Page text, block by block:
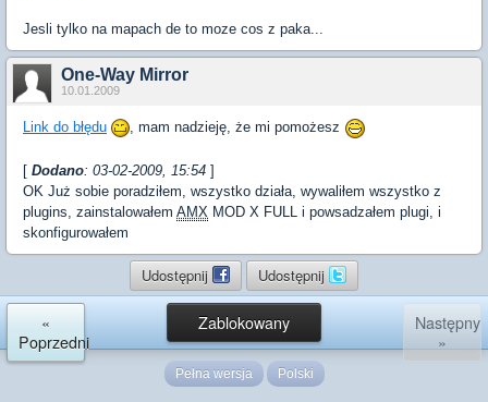
Jesli tylko na mapach de to moze cos z paka...
One-Way Mirror
10.01.2009
Link do błędu , mam nadzieję, że mi pomożesz
[ Dodano: 03-02-2009, 15:54 ]
OK Już sobie poradziłem, wszystko działa, wywaliłem wszystko z
plugins, zainstalowałem AMX MOD X FULL i powsadzałem plugi, i
skonfigurowałem
Udostępnij Udostępnij
Zablokowany
«
Poprzedni
Następny
»
Pełna wersja Polski